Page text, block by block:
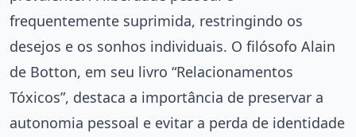
frequentemente suprimida, restringindo os
desejos e os sonhos individuais. O filósofo Alain
de Botton, em seu livro “Relacionamentos
Tóxicos”, destaca a importância de preservar a
autonomia pessoal e evitar a perda de identidade